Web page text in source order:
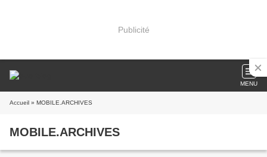
Publicité
MENU
Accueil » MOBILE.ARCHIVES
MOBILE.ARCHIVES